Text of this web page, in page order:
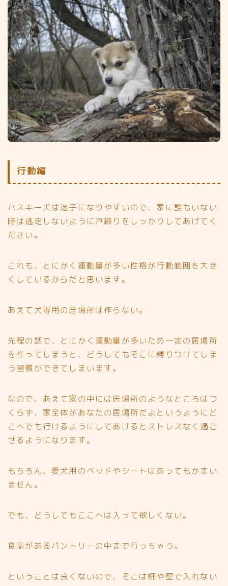
行動編
ハスキー犬は迷子になりやすいので、家に誰もいない
時は逃走しないように戸締りをしっかりしてあげてく
ださい。
これも、とにかく運動量が多い性格が行動範囲を大き
くしているからだと思います。
あえて犬専用の居場所は作らない。
先程の話で、とにかく運動量が多いため一定の居場所
を作ってしまうと、どうしてもそこに縛りつけてしま
う習慣ができてしまいます。
なので、あえて家の中には居場所のようなところはつ
くらず、家全体があなたの居場所だよというようにど
こへでも行けるようにしてあげるとストレスなく過ご
せるようになります。
もちろん、愛犬用のベッドやシートはあってもかまい
ません。
でも、どうしてもここへは入って欲しくない。
食品があるパントリーの中まで行っちゃう。
ということは良くないので、そこは柵や壁で入れない